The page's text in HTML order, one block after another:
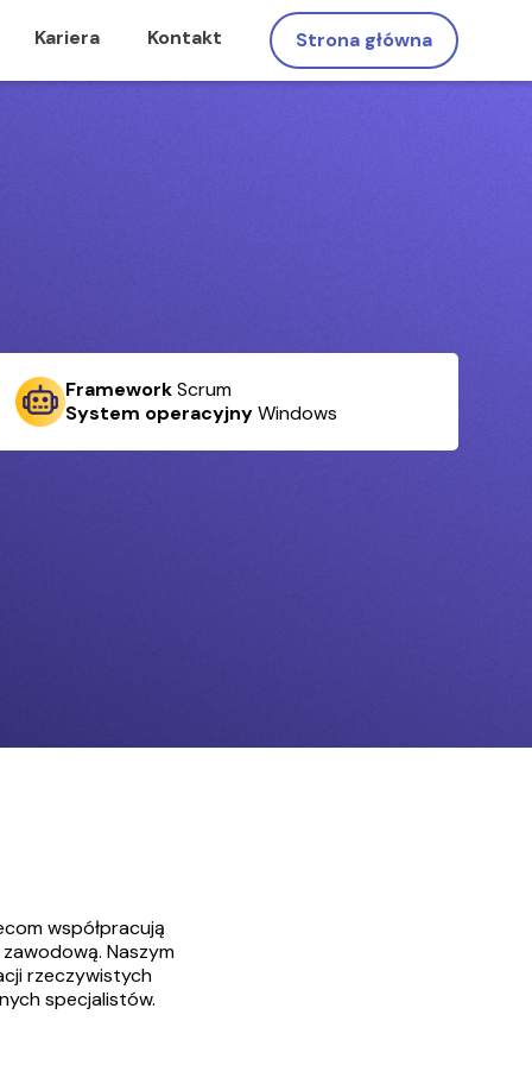
Kariera Kontakt Strona główna
FrameworkScrum
System operacyjnyWindows
współpracują
Naszym
rzeczywistych
specjalistów.